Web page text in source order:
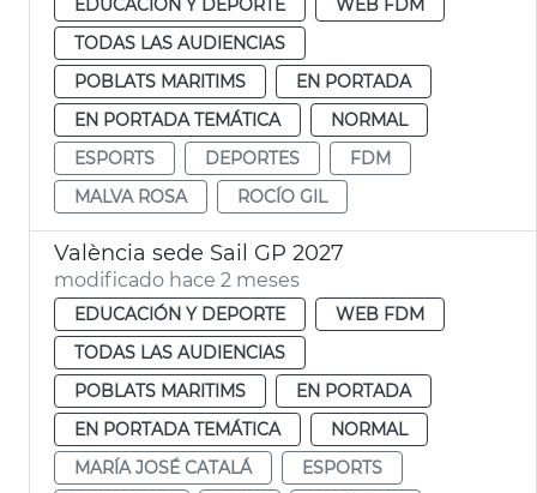
TODAS LAS AUDIENCIAS
POBLATS MARITIMS
EN PORTADA
EN PORTADA TEMÁTICA
NORMAL
ESPORTS
DEPORTES
FDM
MALVA ROSA
ROCÍO GIL
València sede Sail GP 2027
modificado hace 2 meses
EDUCACIÓN Y DEPORTE
WEB FDM
TODAS LAS AUDIENCIAS
POBLATS MARITIMS
EN PORTADA
EN PORTADA TEMÁTICA
NORMAL
MARÍA JOSÉ CATALÁ
ESPORTS